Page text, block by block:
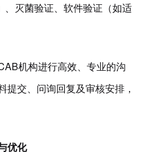
、灭菌验证、软件验证（如适
机构进行高效、专业的沟
提交、问询回复及审核安排，
优化